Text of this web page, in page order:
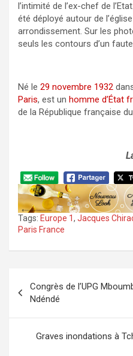
l’intimité de l’ex-chef de
été déployé autour de
arrondissement. Sur les
seuls les contours d’un
Né le 29 novembre 1932
Paris, est un homme d’État
de la République française du
Tags: Europe 1, Jacques
Paris France
de
l’article
Congrès de l’UPG
Ndéndé
Graves inondations à